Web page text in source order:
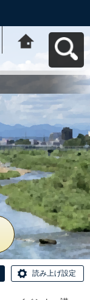
動応援ｻｲﾄ はち
コミねっとへ戻
読み上げ設定